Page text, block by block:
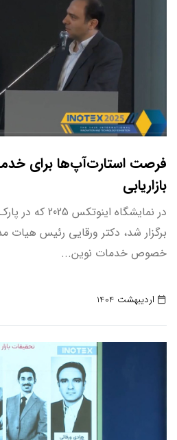
فرصت استارت‌آپ‌ها برای
بازاریابی
در نمایشگاه
برگزار شد، دکتر ورقایی رئیس هیات
خصوص خدمات نوین...
اردیبهشت 1404